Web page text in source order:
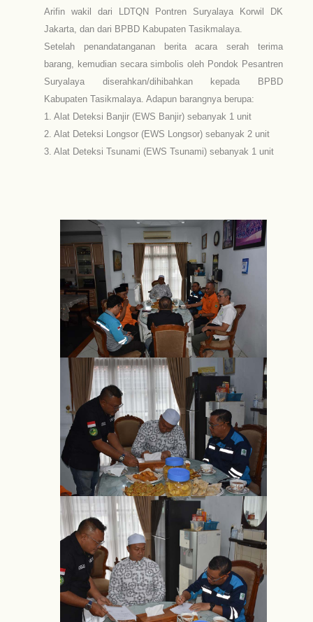
Arifin wakil dari LDTQN Pontren Suryalaya Korwil DK
Jakarta, dan dari BPBD Kabupaten Tasikmalaya.
Setelah penandatanganan berita acara serah terima
barang, kemudian secara simbolis oleh Pondok Pesantren
Suryalaya diserahkan/dihibahkan kepada BPBD
Kabupaten Tasikmalaya. Adapun barangnya berupa:
1. Alat Deteksi Banjir (EWS Banjir) sebanyak 1 unit
2. Alat Deteksi Longsor (EWS Longsor) sebanyak 2 unit
3. Alat Deteksi Tsunami (EWS Tsunami) sebanyak 1 unit